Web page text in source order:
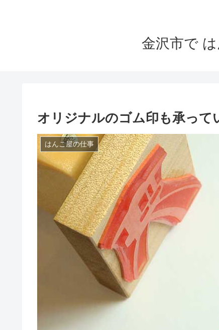
金沢市で
オリジナルのゴム印も承って
はんこ屋の仕事